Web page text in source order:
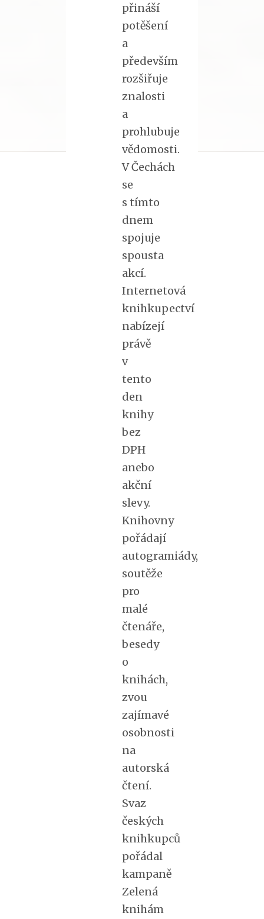
přináší
potěšení
a
především
rozšiřuje
znalosti
a
prohlubuje
vědomosti.
V Čechách
se
s tímto
dnem
spojuje
spousta
akcí.
Internetová
knihkupectví
nabízejí
právě
v
tento
den
knihy
bez
DPH
anebo
akční
slevy.
Knihovny
pořádají
autogramiády,
soutěže
pro
malé
čtenáře,
besedy
o
knihách,
zvou
zajímavé
osobnosti
na
autorská
čtení.
Svaz
českých
knihkupců
pořádal
kampaně
Zelená
knihám